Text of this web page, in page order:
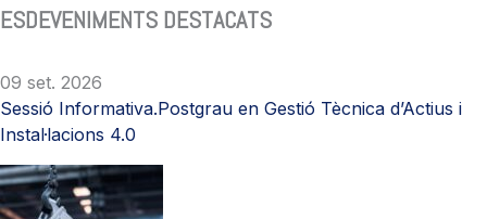
ESDEVENIMENTS DESTACATS
09 set. 2026
Sessió Informativa.Postgrau en Gestió Tècnica d’Actius i
Instal·lacions 4.0